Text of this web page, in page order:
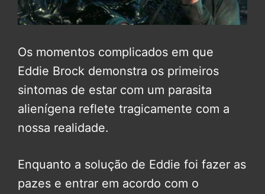
Os momentos complicados em que
Eddie Brock demonstra os primeiros
sintomas de estar com um parasita
alienígena reflete tragicamente com a
nossa realidade.
Enquanto a solução de Eddie foi fazer as
pazes e entrar em acordo com o